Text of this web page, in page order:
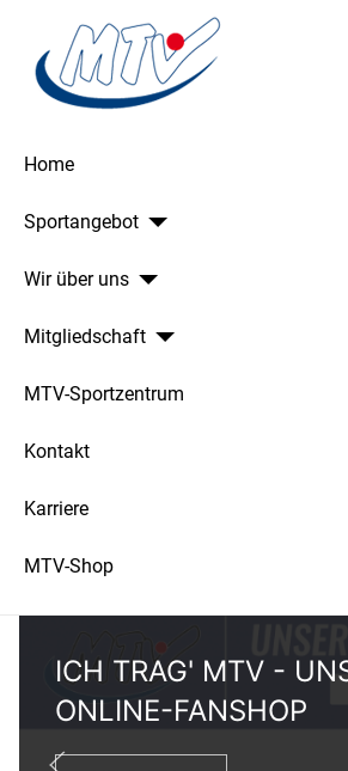
Home
Sportangebot
Wir über uns
Mitgliedschaft
MTV-Sportzentrum
Kontakt
Karriere
MTV-Shop
ICH TRAG' MTV -
ONLINE-FANSHOP